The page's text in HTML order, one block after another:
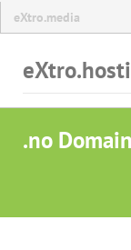
eXtro.media
.no Domain